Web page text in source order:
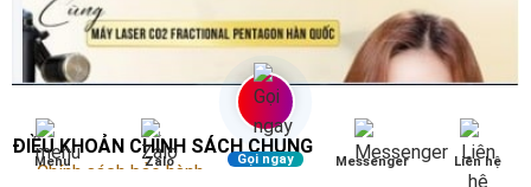
ĐIỀU KHOẢN CHÍNH SÁCH CHUNG
Chính sách bảo hành
Menu Zalo Gọi ngay Messenger Liên hệ